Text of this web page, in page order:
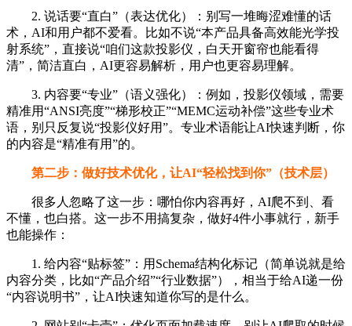
2. 说话要“直白”（表达优化）：别写一堆晦涩难懂的话
术，AI和用户都不爱看。比如不说“本产品具备高效能光学投
射系统”，直接说“咱们这款投影仪，白天开窗帘也能看得
清”，简洁直白，AI更容易解析，用户也更容易理解。
3. 内容要“专业”（语义强化）：例如，投影仪领域，需要
精准用“ANSI亮度”“梯形校正”“MEMC运动补偿”这些专业术
语，别只反复说“投影仪好用”。专业术语能让AI快速判断，你
的内容是“精准有用”的。
第二步：做好技术优化，让AI“轻松找到你”（技术层）
很多人忽略了这一步：哪怕你内容再好，AI爬不到、看
不懂，也白搭。这一步不用搞复杂，做好4件小事就行，新手
也能操作：
1. 给内容“贴标签”：用Schema结构化标记（简单说就是给
内容分类，比如“产品介绍”“行业数据”），相当于给AI递一份
“内容说明书”，让AI快速知道你写的是什么。